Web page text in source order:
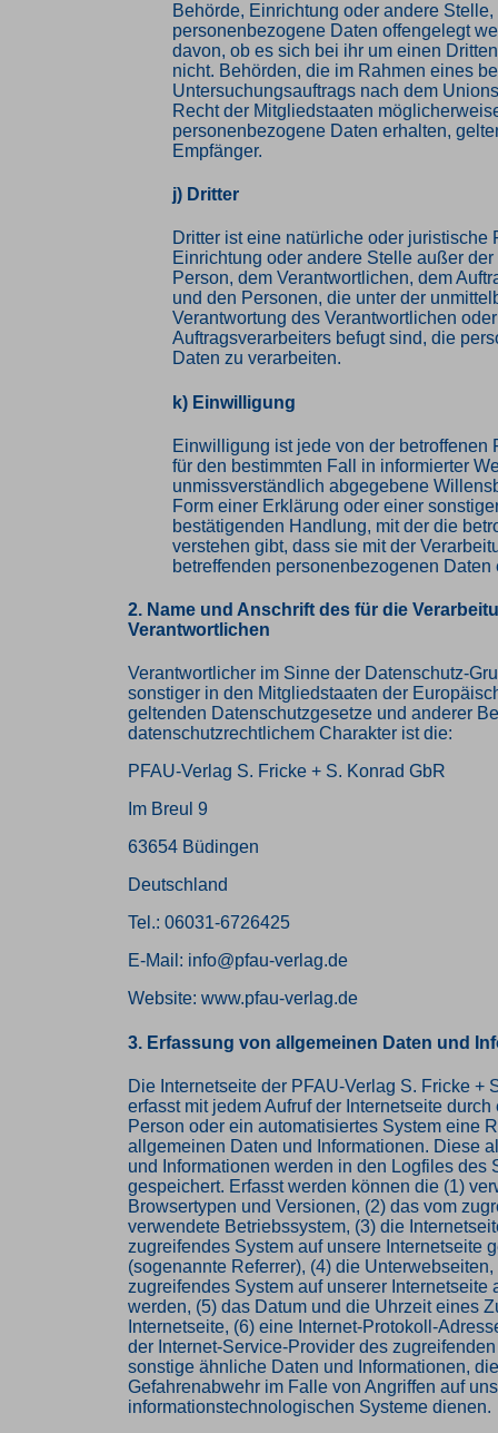
Behörde, Einrichtung oder andere Stelle,
personenbezogene Daten offengelegt
davon, ob es sich bei ihr um einen
nicht. Behörden, die im Rahmen eines
Untersuchungsauftrags nach dem
Recht der Mitgliedstaaten
personenbezogene Daten erhalten,
Empfänger.
j) Dritter
Dritter ist eine natürliche oder juristische
Einrichtung oder andere Stelle außer der
Person, dem Verantwortlichen, dem
und den Personen, die unter der
Verantwortung des Verantwortlichen
Auftragsverarbeiters befugt sind, die
Daten zu verarbeiten.
k) Einwilligung
Einwilligung ist jede von der betroffenen
für den bestimmten Fall in informierter
unmissverständlich abgegebene
Form einer Erklärung oder einer
bestätigenden Handlung, mit der die
verstehen gibt, dass sie mit der
betreffenden personenbezogenen Daten
2. Name und Anschrift des für die
Verantwortlichen
Verantwortlicher im Sinne der Datenschutz-
sonstiger in den Mitgliedstaaten der
geltenden Datenschutzgesetze und anderer
datenschutzrechtlichem Charakter ist die:
PFAU-Verlag S. Fricke + S. Konrad GbR
Im Breul 9
63654 Büdingen
Deutschland
Tel.: 06031-6726425
E-Mail: info@pfau-verlag.de
Website: www.pfau-verlag.de
3. Erfassung von allgemeinen Daten und
Die Internetseite der PFAU-Verlag S. Fricke +
erfasst mit jedem Aufruf der Internetseite durch
Person oder ein automatisiertes System eine
allgemeinen Daten und Informationen. Diese
und Informationen werden in den Logfiles des
gespeichert. Erfasst werden können die (1)
Browsertypen und Versionen, (2) das vom
verwendete Betriebssystem, (3) die
zugreifendes System auf unsere Internetseite
(sogenannte Referrer), (4) die
zugreifendes System auf unserer Internetseite
werden, (5) das Datum und die Uhrzeit eines
Internetseite, (6) eine Internet-Protokoll-
der Internet-Service-Provider des
sonstige ähnliche Daten und Informationen,
Gefahrenabwehr im Falle von Angriffen auf
informationstechnologischen Systeme dienen.